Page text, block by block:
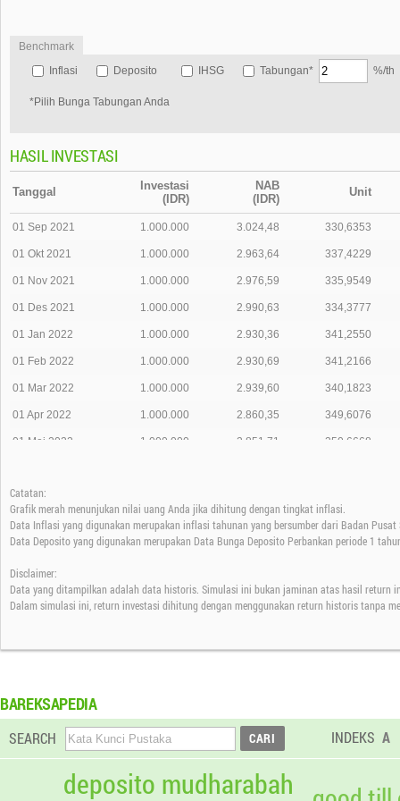
Benchmark
Inflasi
Deposito IHSG Tabungan* %/th
*Pilih Bunga Tabungan Anda
HASIL INVESTASI
Tanggal
Investasi
(IDR)
NAB
(IDR)
Unit
01 Sep 2021 1.000.000 3.024,48 330,6353
01 Okt 2021 1.000.000 2.963,64 337,4229
01 Nov 2021 1.000.000 2.976,59 335,9549
01 Des 2021 1.000.000 2.990,63 334,3777
01 Jan 2022 1.000.000 2.930,36 341,2550
01 Feb 2022 1.000.000 2.930,69 341,2166
01 Mar 2022 1.000.000 2.939,60 340,1823
01 Apr 2022 1.000.000 2.860,35 349,6076
01 Mei 2022 1.000.000 2.851,71 350,6668
01 Jul 2022
01 Agt 2022 1.000.000 2.840,21 352,0866
01 Sep 2022 1.000.000 2.878,30 347,4273
01 Okt 2022
01 Nov 2022 1.000.000 2.787,54 358,7392
01 Mar 2023
01 Apr 2023 1.000.000 2.830,82 353,2545
01 Jun 2023 1.000.000 2.876,63 347,6290
Catatan:
Grafik merah menunjukan nilai uang Anda jika dihitung dengan tingkat inflasi.
Data Inflasi yang digunakan merupakan inflasi tahunan yang bersumber dari Badan
Data Deposito yang digunakan merupakan Data Bunga Deposito Perbankan periode 1
Disclaimer:
Data yang ditampilkan adalah data historis. Simulasi ini bukan jaminan atas hasil return
Dalam simulasi ini, return investasi dihitung dengan menggunakan return historis tanpa
BAREKSAPEDIA
SEARCH INDEKS A
deposito mudharabah